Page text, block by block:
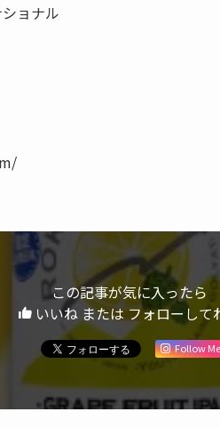
ョナル
この記事が気に入ったら
いいね または フォローして
Follow Me